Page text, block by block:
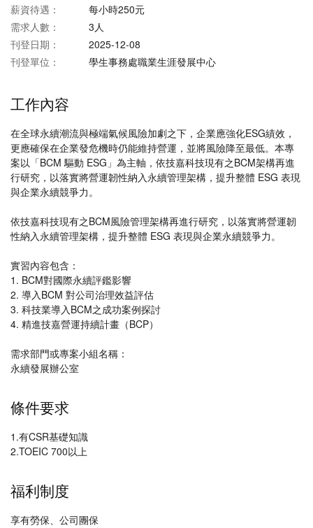
薪資待遇：
每小時250元
需求人數：
3人
刊登日期：
2025-12-08
刊登單位：
學生事務處職業生涯發展中心
工作內容
在全球永續潮流與極端氣候風險加劇之下，企業應強化ESG績效，
更應確保在企業發危機時仍能維持營運，並將風險降至最低。本專
案以「BCM 驅動 ESG」為主軸，依技嘉科技現有之BCM架構再進
行研究，以落實將營運韌性納入永續管理架構，提升整體 ESG 表現
與企業永續競爭力。
依技嘉科技現有之BCM風險管理架構再進行研究，以落實將營運韌
性納入永續管理架構，提升整體 ESG 表現與企業永續競爭力。
實習內容包含：
1. BCM對國際永續評鑑影響
2. 導入BCM 對公司治理效益評估
3. 科技業導入BCM之成功案例探討
4. 精進技嘉營運持續計畫（BCP）
需求部門或專案小組名稱：
永續發展辦公室
條件要求
1.有CSR基礎知識
2.TOEIC 700以上
福利制度
享有勞保、公司團保